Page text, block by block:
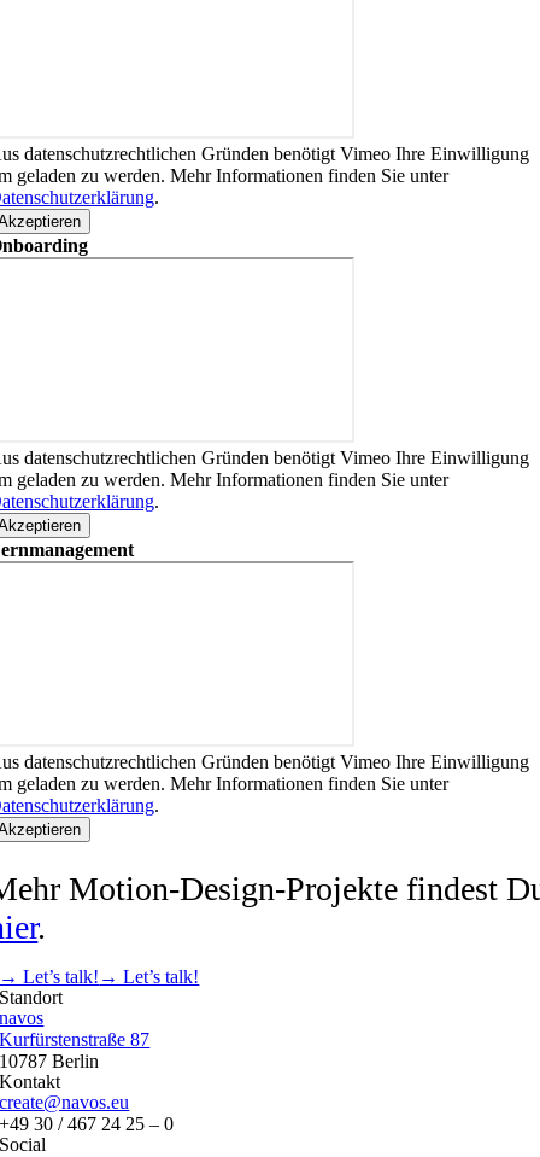
datenschutzrechtlichen Gründen benötigt Vimeo Ihre Einwilligung
geladen zu werden. Mehr Informationen finden Sie unter
.
datenschutzrechtlichen Gründen benötigt Vimeo Ihre Einwilligung
geladen zu werden. Mehr Informationen finden Sie unter
.
datenschutzrechtlichen Gründen benötigt Vimeo Ihre Einwilligung
geladen zu werden. Mehr Informationen finden Sie unter
.
Motion-Design-Projekte findest
.
→ Let’s talk! → Let’s talk!
Standort
navos
Kurfürstenstraße 87
10787 Berlin
Kontakt
create@navos.eu
+49 30 / 467 24 25 – 0
Social